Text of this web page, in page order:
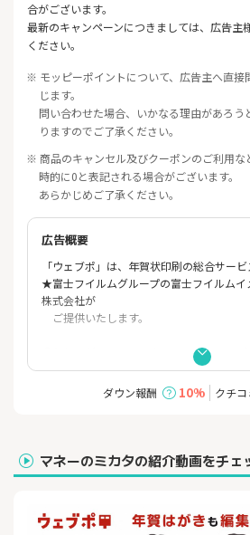
合がございます。
最新のキャンペーンにつきましては、広告主
ください。
※ モッピーポイントについて、広告主へ直接
じます。
問い合わせた場合、いかなる理由があろう
りますのでご了承ください。
※ 商品のキャンセル及びクーポンのご利用な
時的に0と表記される場合がございます。
あらかじめご了承ください。
広告概要
「ウェブポ」は、年賀状印刷の総合サービ
★富士フイルムグループの富士フイルムイ
株式会社が
ご提供いたします。
〇年賀はがきも、インクも、ソフトも、デ
なくてＯＫ！
スマホだけで、年賀状の準備ができち
写真がなくても大丈夫、スマホがなくても
〇ウェブポなら、大切な方への年賀状を、
デザイン編集、コメント編集、あて名書
ダウン報酬 10% クチコ
マネーのミカタの紹介動画をチェ